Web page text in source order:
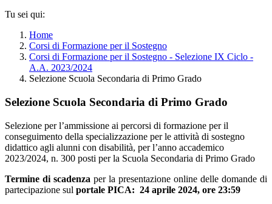
Tu sei qui:
Home
Corsi di Formazione per il Sostegno
Corsi di Formazione per il Sostegno - Selezione IX Ciclo -
A.A. 2023/2024
Selezione Scuola Secondaria di Primo Grado
Selezione Scuola Secondaria di Primo Grado
Selezione per l’ammissione ai percorsi di formazione per il
conseguimento della specializzazione per le attività di sostegno
didattico agli alunni con disabilità, per l’anno accademico
2023/2024, n. 300 posti per la Scuola Secondaria di Primo Grado
Termine di scadenza per la presentazione online delle domande di
partecipazione sul portale PICA: 24 aprile 2024, ore 23:59